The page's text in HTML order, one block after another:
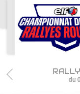
ACCUEIL
ACTUS
CALENDRIER
du